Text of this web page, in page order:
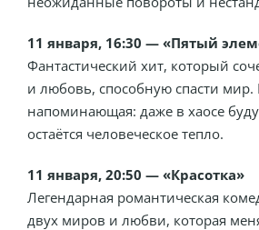
11 января, 16:30 — «Пятый
Фантастический хит, который
и любовь, способную спасти мир.
напоминающая: даже в хаосе
остаётся человеческое тепло.
11 января, 20:50 — «Красотка»
Легендарная романтическая
двух миров и любви, которая